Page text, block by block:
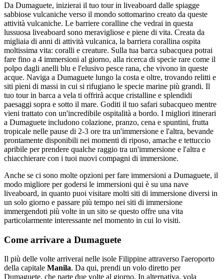
Da Dumaguete, inizierai il tuo tour in liveaboard dalle spiagge
sabbiose vulcaniche verso il mondo sottomarino creato da queste
attività vulcaniche. Le barriere coralline che vedrai in questa
lussuosa liveaboard sono meravigliose e piene di vita. Creata da
migliaia di anni di attività vulcanica, la barriera corallina ospita
moltissima vita: coralli e creature. Sulla tua barca subacquea potrai
fare fino a 4 immersioni al giorno, alla ricerca di specie rare come il
polpo dagli anelli blu e l'elusivo pesce rana, che vivono in queste
acque. Naviga a Dumaguete lungo la costa e oltre, trovando relitti e
siti pieni di massi in cui si rifugiano le specie marine più grandi. Il
tuo tour in barca a vela ti offrirà acque cristalline e splendidi
paesaggi sopra e sotto il mare. Goditi il tuo safari subacqueo mentre
vieni trattato con un'incredibile ospitalità a bordo. I migliori itinerari
a Dumaguete includono colazione, pranzo, cena e spuntini, frutta
tropicale nelle pause di 2-3 ore tra un'immersione e l'altra, bevande
prontamente disponibili nei momenti di riposo, amache e tettuccio
apribile per prendere qualche raggio tra un'immersione e l'altra e
chiacchierare con i tuoi nuovi compagni di immersione.
Anche se ci sono molte opzioni per fare immersioni a Dumaguete, il
modo migliore per godersi le immersioni qui è su una nave
liveaboard, in quanto puoi visitare molti siti di immersione diversi in
un solo giorno e passare più tempo nei siti di immersione
immergendoti più volte in un sito se questo offre una vita
particolarmente interessante nel momento in cui lo visiti.
Come arrivare a Dumaguete
Il più delle volte arriverai nelle isole Filippine attraverso l'aeroporto
della capitale Manila. Da qui, prendi un volo diretto per
Dumaguete, che parte due volte al giorno. In alternativa, vola